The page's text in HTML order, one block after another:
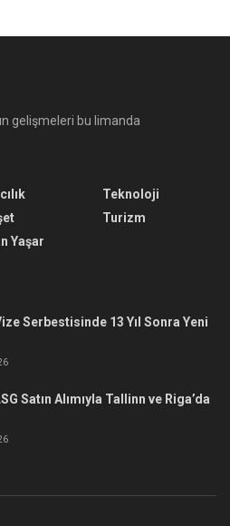
gelişmeleri bu limanda
Yaşar
Teknoloji
Turizm
Serbestisinde 13 Yıl Sonra Yeni
Satın Alımıyla Tallinn ve Riga’da